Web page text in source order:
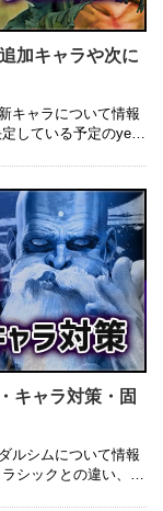
加キャラや次に
キャラについて情報
している予定のyear
キャラ対策・固
ルシムについて情報
シックとの違い、コ